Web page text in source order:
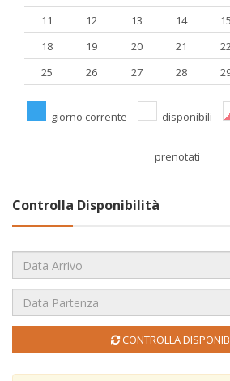
11
12 13 14 15
18
19 20 21
25
26 27 28
giorno corrente disponibili
prenotati
Controlla Disponibilità
CONTROLLA